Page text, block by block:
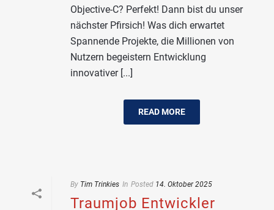
Objective-C? Perfekt! Dann bist du unser
nächster Pfirsich! Was dich erwartet
Spannende Projekte, die Millionen von
Nutzern begeistern Entwicklung
innovativer [...]
READ MORE
By Tim Trinkies In Posted 14. Oktober 2025
Traumjob Entwickler